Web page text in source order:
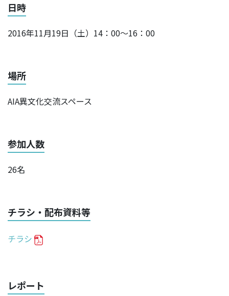
日時
2016年11月19日（土）14：00～16：00
場所
AIA異文化交流スペース
参加人数
26名
チラシ・配布資料等
チラシ
レポート